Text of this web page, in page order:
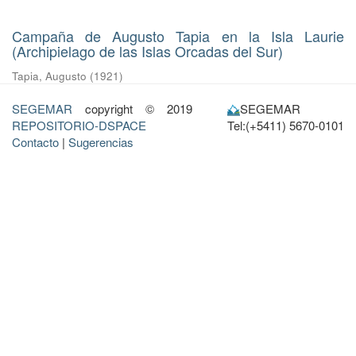
Campaña de Augusto Tapia en la Isla Laurie
(Archipielago de las Islas Orcadas del Sur)
Tapia, Augusto (1921)
SEGEMAR copyright © 2019
REPOSITORIO-DSPACE
Contacto | Sugerencias
SEGEMAR
Tel:(+5411) 5670-0101